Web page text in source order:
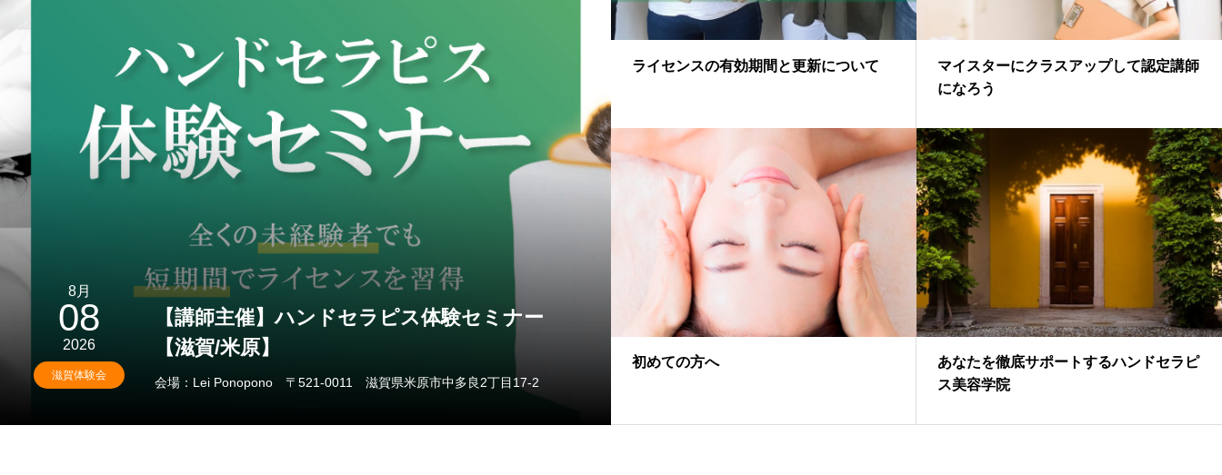
8月
10
2026
大阪体験会
【講師主催】ハンドセラピス体験セミナー
【大阪/寝屋川】
会場：Private Salon Rei 〒572-0027 大阪府寝屋川市石津東町2
8月
18
【講師主催】ハンドセラピス体験セミナー
会場：Lei Ponopono 〒521-0011 滋賀県米原市中多良2丁目17-2
ライセンスの有効期間と更新について
マイスターにクラスアップして認定講師
になろう
初めての方へ
あなたを徹底サポートするハンドセラピ
ス美容学院